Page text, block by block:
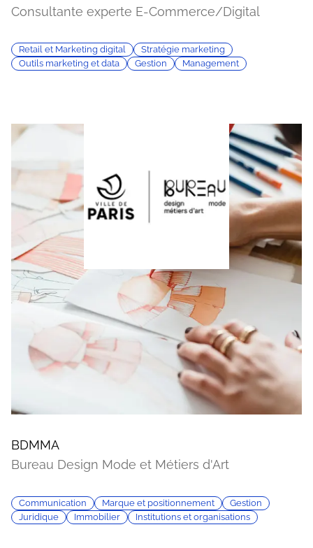
Consultante experte E-Commerce/Digital
Retail et Marketing digital
Stratégie marketing
Outils marketing et data
Gestion Management
BDMMA
Bureau Design Mode et Métiers d'Art
Communication Marque et positionnement
Gestion
Juridique
Immobilier Institutions et organisations